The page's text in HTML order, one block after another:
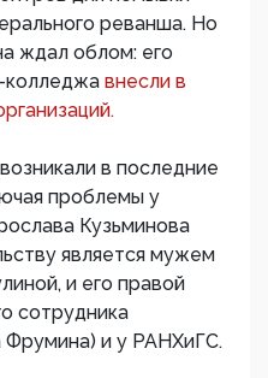
реванша. Но
ждал облом: его
колледжа внесли в
в последние
проблемы у
Кузьминова
является мужем
и его правой
сотрудника
Фрумина) и у РАНХиГС.